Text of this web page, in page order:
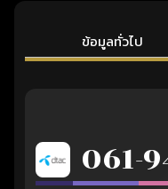
ข้อมูลทั่วไป
061-